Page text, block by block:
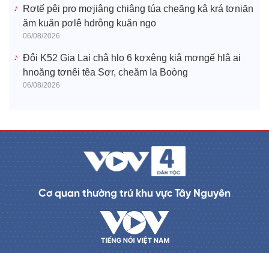
Rơtế pêi pro mơjiâng chiâng túa cheăng kâ krá tơniăn
ăm kuăn pơlê hdrông kuăn ngo
06/08/2026
Đô̆i K52 Gia Lai châ hlo 6 kơxêng kiâ mơngế hlâ ai
hnoăng tơnêi têa Sơr, cheăm Ia Boòng
06/08/2026
Cơ quan thường trú khu vực Tây Nguyên